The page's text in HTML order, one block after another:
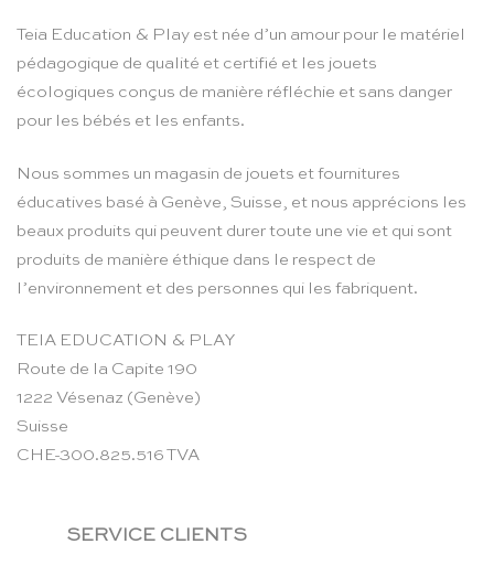
Teia Education & Play est née d’un amour pour le matériel
pédagogique de qualité et certifié et les jouets
écologiques conçus de manière réfléchie et sans danger
pour les bébés et les enfants.
Nous sommes un magasin de jouets et fournitures
éducatives basé à Genève, Suisse, et nous apprécions les
beaux produits qui peuvent durer toute une vie et qui sont
produits de manière éthique dans le respect de
l’environnement et des personnes qui les fabriquent.
TEIA EDUCATION & PLAY
Route de la Capite 190
1222 Vésenaz (Genève)
Suisse
CHE-300.825.516 TVA
SERVICE CLIENTS